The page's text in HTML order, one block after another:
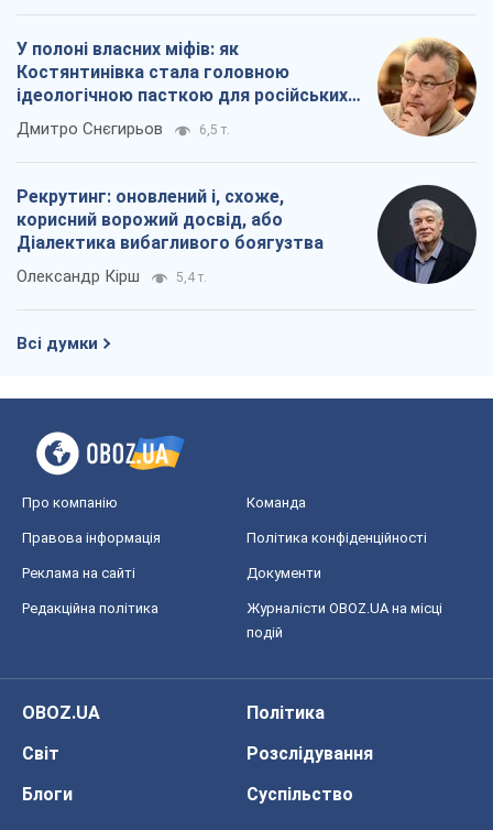
У полоні власних міфів: як
Костянтинівка стала головною
ідеологічною пасткою для російських
окупантів
Дмитро Снєгирьов 6,5 т.
Рекрутинг: оновлений і, схоже,
корисний ворожий досвід, або
Діалектика вибагливого боягузтва
Олександр Кірш 5,4 т.
Всі думки
Про компанію Команда
Правова інформація Політика конфіденційності
Реклама на сайті Документи
Редакційна політика
Журналісти OBOZ.UA на місці
подій
OBOZ.UA
Політика
Світ
Розслідування
Блоги
Суспільство